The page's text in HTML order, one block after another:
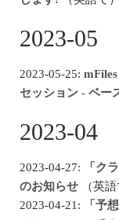
2023-05
2023-05-25:
セッション - ベー
2023-04
2023-04-27:
「ク
のお知らせ （英語
2023-04-21:
「予